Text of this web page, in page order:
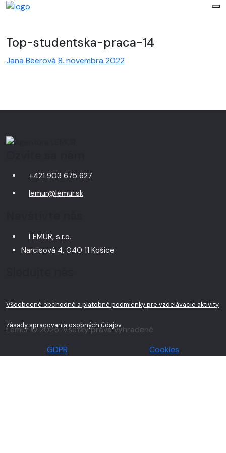
Jana Beerová 8. novembra 2022
Top-studentska-praca-14
+421 903 675 627
lemur@lemur.sk
LEMUR, s.r.o.
Narcisová 4, 040 11 Košice
Všeobecné obchodné a platobné podmienky pre vzdelávacie aktivity
Zásady spracovania osobných údajov
Lemur © 2025. Všetky práva vyhradené
GDPR
Cookies